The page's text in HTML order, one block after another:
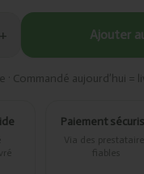
+ Ajouter
· Commandé aujourd’hui =
Paiement
Via des prestataires
fiables